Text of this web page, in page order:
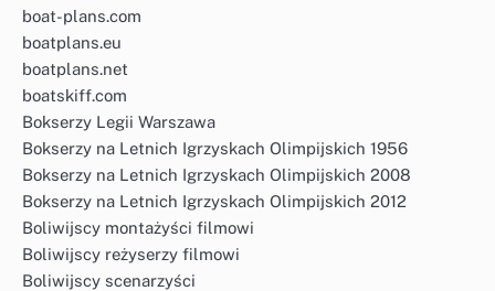
boat-plans.com
boatplans.eu
boatplans.net
boatskiff.com
Bokserzy Legii Warszawa
Bokserzy na Letnich Igrzyskach Olimpijskich 1956
Bokserzy na Letnich Igrzyskach Olimpijskich 2008
Bokserzy na Letnich Igrzyskach Olimpijskich 2012
Boliwijscy montażyści filmowi
Boliwijscy reżyserzy filmowi
Boliwijscy scenarzyści